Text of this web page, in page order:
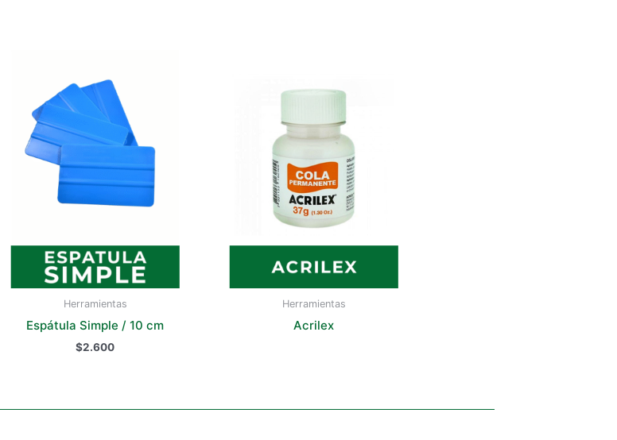
Herramientas
Espátula Simple / 10 cm
$2.600
Herramientas
Acrilex